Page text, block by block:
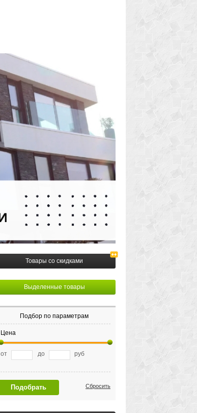
Товары со скидками
Выделенные товары
Подбор по параметрам
Цена
от до руб
Сбросить
Подобрать